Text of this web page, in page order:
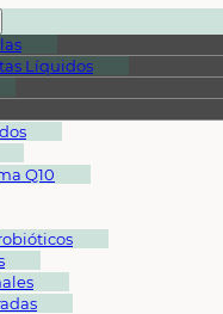
Líquidos
Q10